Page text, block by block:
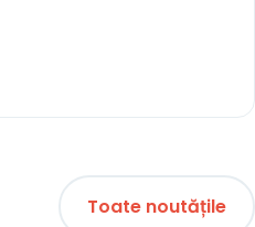
Toate noutățile